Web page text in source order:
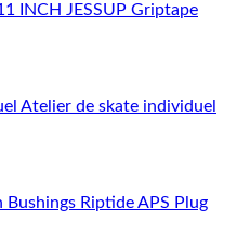
JESSUP Griptape
Atelier de skate individuel
Riptide APS Plug